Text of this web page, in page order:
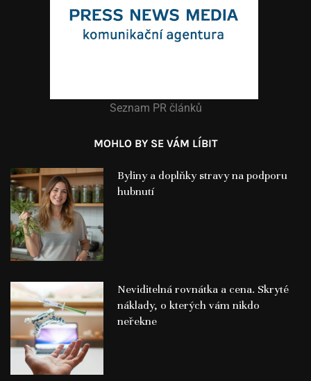
Seznam PR článků
MOHLO BY SE VÁM LÍBIT
Byliny a doplňky stravy na podporu
hubnutí
Neviditelná rovnátka a cena. Skryté
náklady, o kterých vám nikdo
neřekne